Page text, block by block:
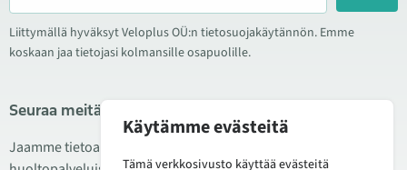
Liittymällä hyväksyt Veloplus OÜ:n tietosuojakäytännön. Emme
koskaan jaa tietojasi kolmansille osapuolille.
Seuraa meitä sosiaalisessa mediassa
Jaamme tietoa hyvistä tarjouksista, uusista tuotteista ja
Käytämme evästeitä
Tämä verkkosivusto käyttää evästeitä